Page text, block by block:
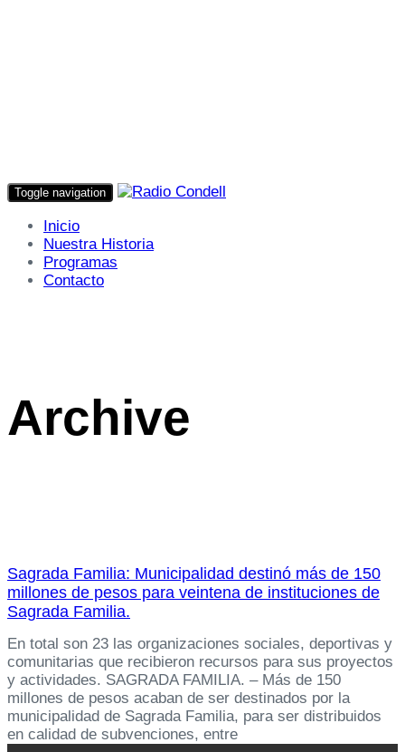
Toggle navigation
Inicio
Nuestra Historia
Programas
Contacto
Archive
Sagrada Familia: Municipalidad destinó más de 150
millones de pesos para veintena de instituciones de
Sagrada Familia.
En total son 23 las organizaciones sociales, deportivas y
comunitarias que recibieron recursos para sus proyectos
y actividades. SAGRADA FAMILIA. – Más de 150
millones de pesos acaban de ser destinados por la
municipalidad de Sagrada Familia, para ser distribuidos
en calidad de subvenciones, entre